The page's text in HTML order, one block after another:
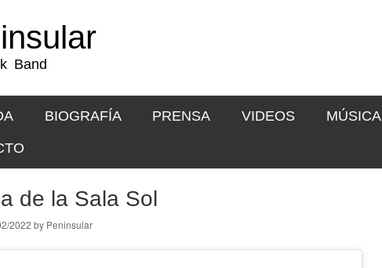
Band
BIOGRAFÍA PRENSA VIDEOS MÚSICA
de la Sala Sol
2022 by Peninsular